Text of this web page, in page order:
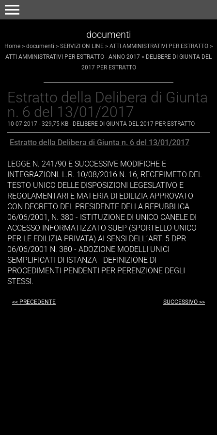
menu
documenti
Home > documenti > SERVIZI ON LINE > ATTI AMMINISTRATIVI PER ESTRATTO >
ATTI AMMINISTRATIVI PER ESTRATTO - ANNO 2017 > DELIBERE DI GIUNTA DEL
2017 PER ESTRATTO
Estratto della Delibera di Giunta
n. 6 del 13/01/2017
10-07-2017 - 329,75 KB - DELIBERE DI GIUNTA DEL 2017 PER ESTRATTO
Estratto della Delibera di Giunta n. 6 del 13/01/2017
LEGGE N. 241/90 E SUCCESSIVE MODIFICHE E
INTEGRAZIONI. L.R. 10/08/2016 N. 16, RECEPIMETO DEL
TESTO UNICO DELLE DISPOSIZIONI LEGESLATIVO E
REGOLAMENTARI E MATERIA DI EDILIZIA APPROVATO
CON DECRETO DEL PRESIDENTE DELLA REPUBBLICA
06/06/2001, N. 380 - ISTITUZIONE DI UNICO CANELE DI
ACCESSO INFORMATIZZATO SUEP (SPORTELLO UNICO
PER LE EDILIZIA PRIVATA) AI SENSI DELL´ART. 5 DPR
06/06/2001 N. 380 - ADOZIONE MODELLI UNICI
SEMPLIFICATI DI ISTANZA - DEFINIZIONE DI
PROCEDIMENTI PENDENTI PER PERENZIONE DEGLI
STESSI.
<< PRECEDENTE SUCCESSIVO >>